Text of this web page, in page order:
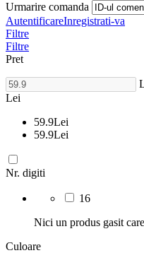
Urmarire comanda
AutentificareInregistrati-va
Filtre
Filtre
Pret
Lei
59.9Lei
59.9Lei
Nr. digiti
16
Nici un produs gasit
Culoare